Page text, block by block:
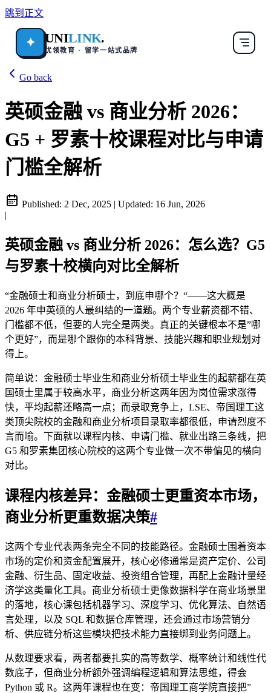
跳到正文
✦ UNILINK.
优领教育 · 留学一站式品牌
Go back
英硕金融 vs 商业分析 2026：
G5 + 罗素十校课程对比与申请
门槛全解析
Published: 2 Dec, 2025 | Updated: 16 Jun, 2026
|
英硕金融 vs 商业分析 2026：怎么选？G5
与罗素十校横向对比全解析
“金融硕士和商业分析硕士，到底申哪个？“——这大概是
2026 年申英硕的人最纠结的一道题。两个专业薪资都不错、
门槛都不低，但要的人完全是两类。真正的关键根本不是”哪
个更好”，而是哪个跟你的本科背景、技能兴趣和职业规划对
得上。
简单说：金融硕士毕业生和商业分析硕士毕业生的起薪都在英
国硕士里属于较高水平，商业分析这两年因为岗位需求涨得
快，平均起薪还略高一点；而录取竞争上，LSE、帝国理工这
类顶尖院校的金融和商业分析项目录取率都很低，申请烈度不
言而喻。下面就以课程内核、申请门槛、就业出路三条线，把
G5 和罗素集团核心院校的这两个专业做一次不带偏见的横向
对比。
课程内核差异：金融硕士更重资本市场，
商业分析更重数据决策#
这两个专业代表两条完全不同的技能路径。金融硕士围着资本
市场的定价和资金配置展开，核心必修通常是资产定价、公司
金融、衍生品、固定收益、投资组合管理，再配上金融计量经
济学这类量化工具。商业分析硕士更像数据科学在商业场景里
的落地，核心课包括机器学习、深度学习、优化算法、自然语
言处理，以及 SQL 和数据仓库管理，还会通过市场营销分
析、供应链分析这些模块把技术能力直接绑到业务问题上。
从数理要求看，两者都要扎实的高等数学、概率统计和线性代
数底子，但商业分析额外强调编程逻辑和算法思维，得会
Python 或 R。这两年课程也在变：帝国理工商学院直接把”